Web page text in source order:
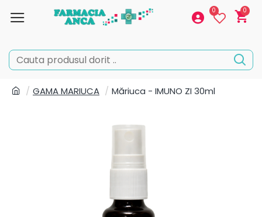
0 0
GAMA MARIUCA Măriuca - IMUNO ZI 30ml